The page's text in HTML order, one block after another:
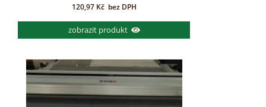
120,97 Kč bez DPH
zobrazit produkt